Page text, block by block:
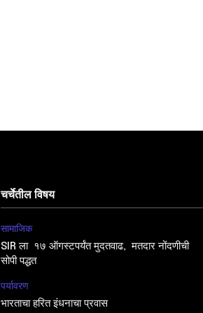
चर्चेतील विषय
सामाजिक
SIR ला १७ ऑगस्टपर्यंत मुदतवाढ, मतदार नोंदणीची
सोपी पद्धत
पर्यावरण
भारताचा हरित इंधनाचा प्रवास